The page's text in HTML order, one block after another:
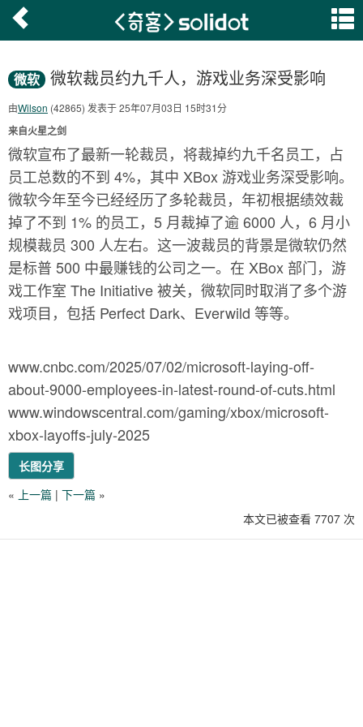
微软 微软裁员约九千人，游戏业务深受影响
由Wilson (42865) 发表于 25年07月03日 15时31分
来自火星之剑
微软宣布了最新一轮裁员，将裁掉约九千名员工，占
员工总数的不到 4%，其中 XBox 游戏业务深受影响。
微软今年至今已经经历了多轮裁员，年初根据绩效裁
掉了不到 1% 的员工，5 月裁掉了逾 6000 人，6 月小
规模裁员 300 人左右。这一波裁员的背景是微软仍然
是标普 500 中最赚钱的公司之一。在 XBox 部门，游
戏工作室 The Initiative 被关，微软同时取消了多个游
戏项目，包括 Perfect Dark、Everwild 等等。
www.cnbc.com/2025/07/02/microsoft-laying-off-
about-9000-employees-in-latest-round-of-cuts.html
www.windowscentral.com/gaming/xbox/microsoft-
xbox-layoffs-july-2025
长图分享
« 上一篇 | 下一篇 »
本文已被查看 7707 次